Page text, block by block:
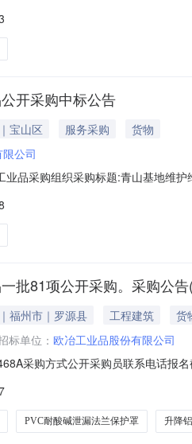
径:100mm,轮宽:32mm,材质:聚氨
开采购中标公告
宝山区 服务采购
货物
公司
业品采购组织采购标题:青山基地维
批81项公开采购。采购公
福州市｜罗源县 工程建筑
货
标单位： 欧冶工业品股份有限公司
采购方式公开采购员联系电话报
品牌:无;50.0piece2026-12-
PVC耐酸碱泄漏法兰保护罩 升降